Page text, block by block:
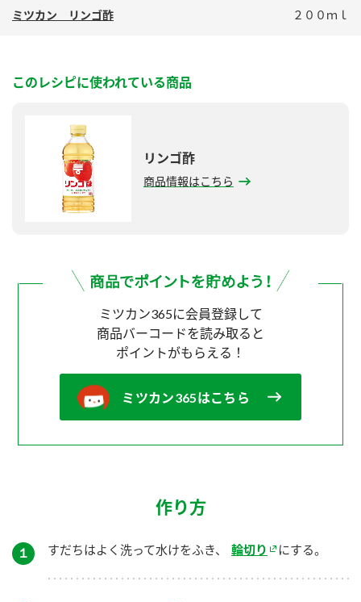
業務用サイト ミツカングループについて
ミツカン リンゴ酢 ２００ｍｌ
このレシピに使われている商品
リンゴ酢
商品情報はこちら
ミツカン365に会員登録して
商品バーコードを読み取ると
ポイントがもらえる！
ミツカン365はこちら
作り方
１ すだちはよく洗って水けをふき、 輪切り にする。